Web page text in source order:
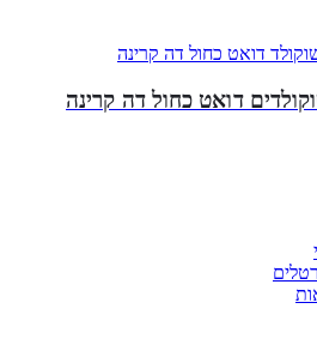
דואט כחול דה קרינה